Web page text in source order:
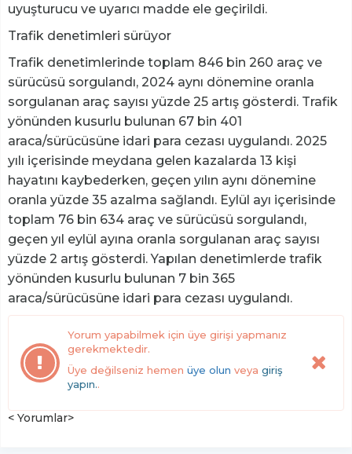
uyuşturucu ve uyarıcı madde ele geçirildi.
Trafik denetimleri sürüyor
Trafik denetimlerinde toplam 846 bin 260 araç ve
sürücüsü sorgulandı, 2024 aynı dönemine oranla
sorgulanan araç sayısı yüzde 25 artış gösterdi. Trafik
yönünden kusurlu bulunan 67 bin 401
araca/sürücüsüne idari para cezası uygulandı. 2025
yılı içerisinde meydana gelen kazalarda 13 kişi
hayatını kaybederken, geçen yılın aynı dönemine
oranla yüzde 35 azalma sağlandı. Eylül ayı içerisinde
toplam 76 bin 634 araç ve sürücüsü sorgulandı,
geçen yıl eylül ayına oranla sorgulanan araç sayısı
yüzde 2 artış gösterdi. Yapılan denetimlerde trafik
yönünden kusurlu bulunan 7 bin 365
araca/sürücüsüne idari para cezası uygulandı.
Yorum yapabilmek için üye girişi yapmanız
gerekmektedir.
Üye değilseniz hemen üye olun veya giriş
yapın..
< Yorumlar>